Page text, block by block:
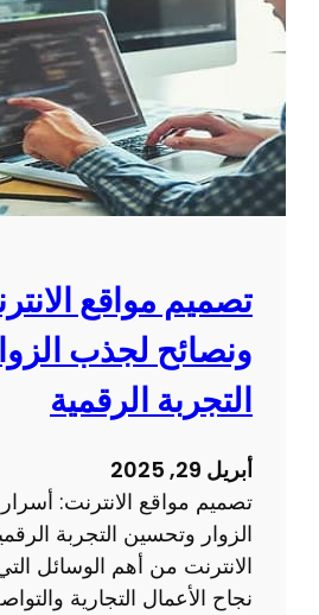
ص
ي
م
م
و
ق
ل
ك
ت
ر
ن
ي
:
ك
تصميم مواقع
ونصائح لجذب
التجربة الرقمية
أبريل 29, 2025
تصميم مواقع الانترنت:
الزوار وتحسين التجربة
الانترنت من أهم الوسائل
نجاح الأعمال التجارية